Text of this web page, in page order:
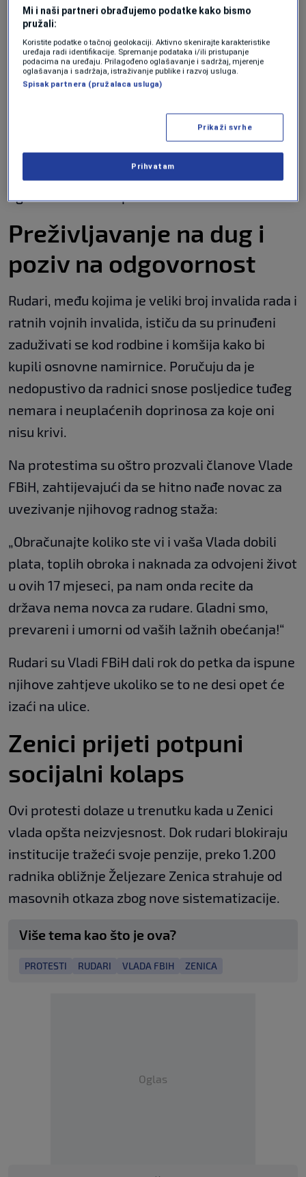
sami rub egzistencije i da bukvalno nemaju od
čega živjeti.
„Neki od nas čekaju svoju zarađenu penziju već
17 mjeseci bez ikakvih primanja
shvatiti kako je preživljavati, plaćati račune i
kupovati lijekove, a skoro dvije godine ne
primiti ni jednu jedinu marku“, poručili su
Preživljavanje na dug i
poziv na odgovornost
Rudari, među kojima je veliki broj invalida rada i
ratnih vojnih invalida, ističu da su prinuđeni
zaduživati se kod rodbine i komšija kako bi
kupili osnovne namirnice. Poručuju da je
nedopustivo da radnici snose posljedice tuđeg
nemara i neuplaćenih doprinosa za koje oni
nisu krivi.
Na protestima su oštro prozvali članove Vlade
FBiH, zahtijevajući da se hitno nađe novac za
uvezivanje njihovog radnog staža:
„Obračunajte koliko ste vi i vaša Vlada dobili
plata, toplih obroka i naknada za odvojeni život
u ovih 17 mjeseci, pa nam onda recite da
država nema novca za rudare. Gladni smo,
prevareni i umorni od vaših lažnih obećanja!“
Rudari su Vladi FBiH dali rok do petka da ispune
njihove zahtjeve ukoliko se to ne desi opet će
izaći na ulice.
Zenici prijeti potpuni
socijalni kolaps
Ovi protesti dolaze u trenutku kada u Zenici
vlada opšta neizvjesnost. Dok rudari blokiraju
institucije tražeći svoje penzije, preko 1.200
radnika obližnje Željezare Zenica strahuje od
masovnih otkaza zbog nove sistematizacije.
Više tema kao što je ova?
PROTESTI RUDARI VLADA FBIH ZENICA
Oglas
Mi i naši partneri obrađujemo podatke kako bismo
pružali:
Koristite podatke o tačnoj geolokaciji. Aktivno skenirajte karakteristike
uređaja radi identifikacije. Spremanje podataka i/ili pristupanje
podacima na uređaju. Prilagođeno oglašavanje i sadržaj, mjerenje
oglašavanja i sadržaja, istraživanje publike i razvoj usluga.
Spisak partnera (pružalaca usluga)
Prikaži svrhe
Prihvatam